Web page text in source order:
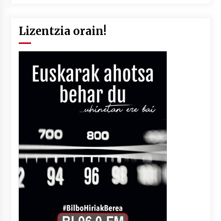
Lizentzia orain!